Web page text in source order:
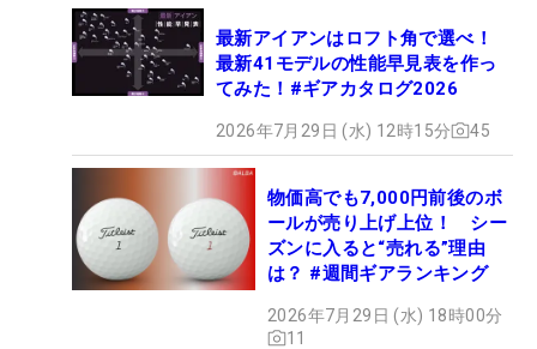
最新アイアンはロフト角で選べ！
最新41モデルの性能早見表を作っ
てみた！#ギアカタログ2026
2026年7月29日 (水) 12時15分 45
物価高でも7,000円前後のボ
ールが売り上げ上位！ シー
ズンに入ると“売れる”理由
は？ #週間ギアランキング
2026年7月29日 (水) 18時00分
11